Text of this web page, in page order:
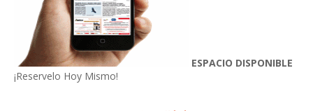
ESPACIO DISPONIBLE
¡Reservelo Hoy Mismo!